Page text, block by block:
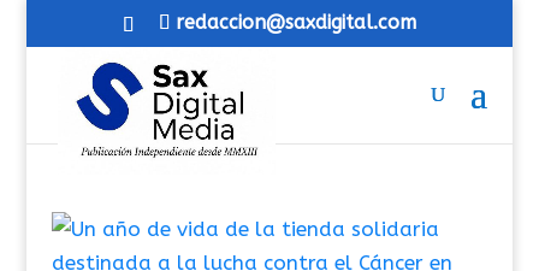
redaccion@saxdigital.com